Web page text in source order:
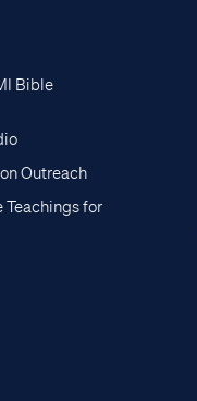
Bible
Outreach
for